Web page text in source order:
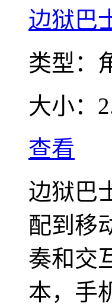
边狱巴
类型：
大小：
查看
边狱巴
配到移
奏和交
本，手